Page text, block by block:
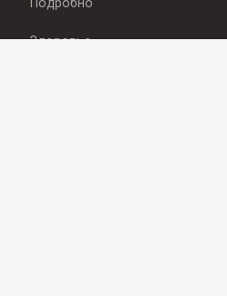
Подробно
Здоровье